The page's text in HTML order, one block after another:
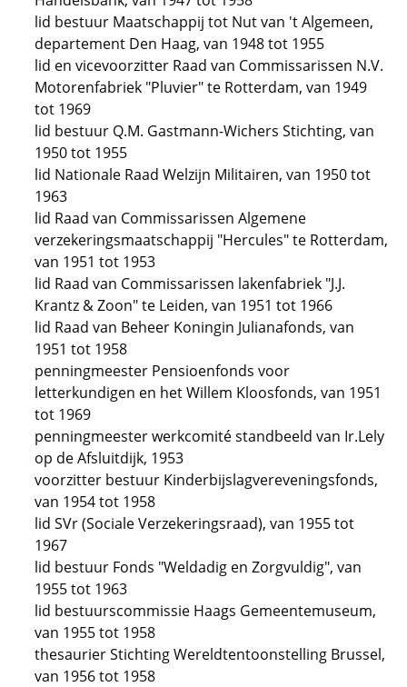
lid bestuur Maatschappij tot Nut van 't Algemeen,
departement Den Haag, van 1948 tot 1955
lid en vicevoorzitter Raad van Commissarissen N.V.
Motorenfabriek "Pluvier" te Rotterdam, van 1949
tot 1969
lid bestuur Q.M. Gastmann-Wichers Stichting, van
1950 tot 1955
lid Nationale Raad Welzijn Militairen, van 1950 tot
1963
lid Raad van Commissarissen Algemene
verzekeringsmaatschappij "Hercules" te Rotterdam,
van 1951 tot 1953
lid Raad van Commissarissen lakenfabriek "J.J.
Krantz & Zoon" te Leiden, van 1951 tot 1966
lid Raad van Beheer Koningin Julianafonds, van
1951 tot 1958
penningmeester Pensioenfonds voor
letterkundigen en het Willem Kloosfonds, van 1951
tot 1969
penningmeester werkcomité standbeeld van Ir.Lely
op de Afsluitdijk, 1953
voorzitter bestuur Kinderbijslagvereveningsfonds,
van 1954 tot 1958
lid SVr (Sociale Verzekeringsraad), van 1955 tot
1967
lid bestuur Fonds "Weldadig en Zorgvuldig", van
1955 tot 1963
lid bestuurscommissie Haags Gemeentemuseum,
van 1955 tot 1958
thesaurier Stichting Wereldtentoonstelling Brussel,
van 1956 tot 1958